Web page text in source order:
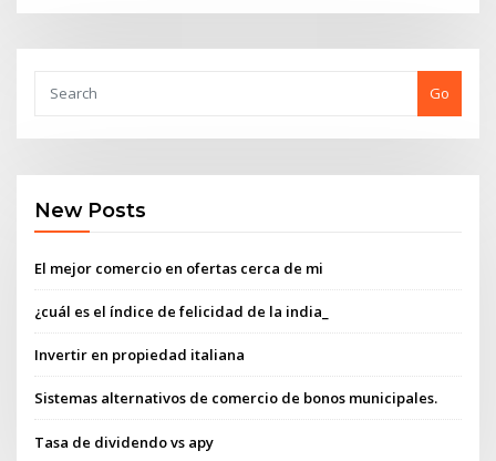
Go
New Posts
El mejor comercio en ofertas cerca de mi
¿cuál es el índice de felicidad de la india_
Invertir en propiedad italiana
Sistemas alternativos de comercio de bonos municipales.
Tasa de dividendo vs apy